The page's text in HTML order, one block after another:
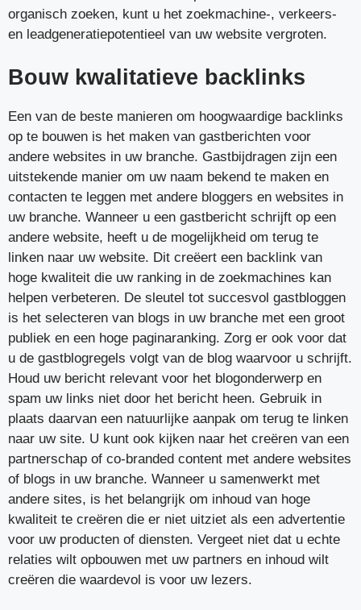
organisch zoeken, kunt u het zoekmachine-, verkeers-
en leadgeneratiepotentieel van uw website vergroten.
Bouw kwalitatieve backlinks
Een van de beste manieren om hoogwaardige backlinks
op te bouwen is het maken van gastberichten voor
andere websites in uw branche. Gastbijdragen zijn een
uitstekende manier om uw naam bekend te maken en
contacten te leggen met andere bloggers en websites in
uw branche. Wanneer u een gastbericht schrijft op een
andere website, heeft u de mogelijkheid om terug te
linken naar uw website. Dit creëert een backlink van
hoge kwaliteit die uw ranking in de zoekmachines kan
helpen verbeteren. De sleutel tot succesvol gastbloggen
is het selecteren van blogs in uw branche met een groot
publiek en een hoge paginaranking. Zorg er ook voor dat
u de gastblogregels volgt van de blog waarvoor u schrijft.
Houd uw bericht relevant voor het blogonderwerp en
spam uw links niet door het bericht heen. Gebruik in
plaats daarvan een natuurlijke aanpak om terug te linken
naar uw site. U kunt ook kijken naar het creëren van een
partnerschap of co-branded content met andere websites
of blogs in uw branche. Wanneer u samenwerkt met
andere sites, is het belangrijk om inhoud van hoge
kwaliteit te creëren die er niet uitziet als een advertentie
voor uw producten of diensten. Vergeet niet dat u echte
relaties wilt opbouwen met uw partners en inhoud wilt
creëren die waardevol is voor uw lezers.